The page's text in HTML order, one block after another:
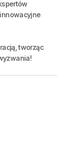
tworząc